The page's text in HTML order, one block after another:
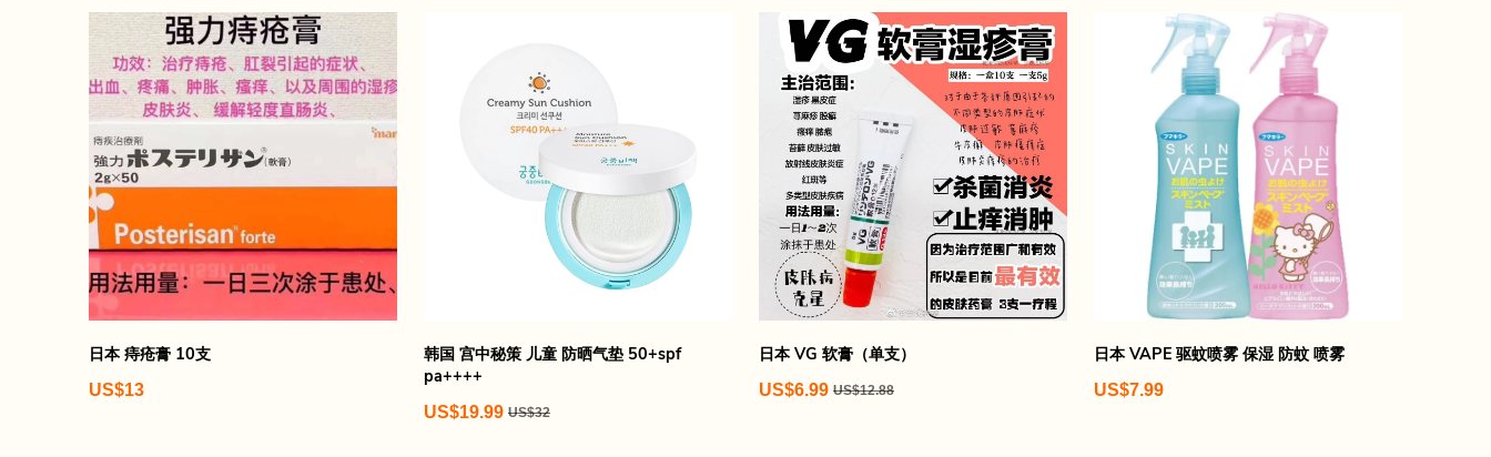
日本 痔疮膏 10支
US$13
韩国 宫中秘策 儿童 防晒气垫 50+spf
pa++++
US$19.99 US$32
日本 VG 软膏（单支）
US$6.99 US$12.88
日本 VAPE 驱蚊喷雾 保湿 防蚊 喷雾
US$7.99